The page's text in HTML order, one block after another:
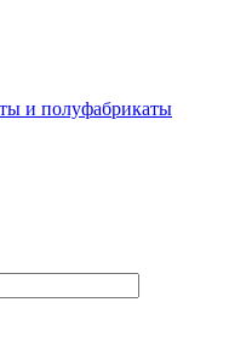
и полуфабрикаты